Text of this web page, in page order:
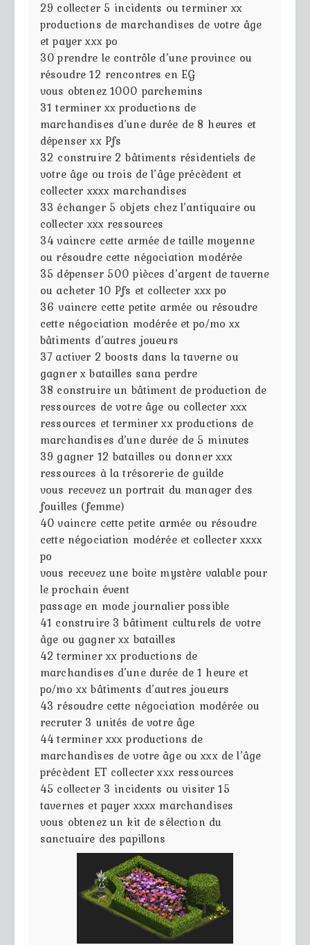
29 collecter 5 incidents ou terminer xx
productions de marchandises de votre âge
et payer xxx po
30 prendre le contrôle d’une province ou
résoudre 12 rencontres en EG
vous obtenez 1000 parchemins
31terminer xx productions de
marchandises d’une durée de 8 heures et
dépenser xx Pfs
32 construire 2 bâtiments résidentiels de
votre âge ou trois de l’âge précèdent et
collecter xxxx marchandises
33 échanger 5 objets chez l’antiquaire ou
collecter xxx ressources
34 vaincre cette armée de taille moyenne
ou résoudre cette négociation modérée
35 dépenser 500 pièces d’argent de taverne
ou acheter 10 Pfs et collecter xxx po
36vaincre cette petite armée ou résoudre
cette négociation modérée et po/mo xx
bâtiments d’autres joueurs
37 activer 2 boosts dans la taverne ou
gagner x batailles sana perdre
38 construire un bâtiment de production de
ressources de votre âge ou collecter xxx
ressources et terminer xx productions de
marchandises d’une durée de 5 minutes
39 gagner 12 batailles ou donner xxx
ressources à la trésorerie de guilde
vous recevez un portrait du manager des
fouilles (femme)
40 vaincre cette petite armée ou résoudre
cette négociation modérée et collecter xxxx
po
vous recevez une boite mystère valable pour
le prochain évent
passage en mode journalier possible
41 construire 3 bâtiment culturels de votre
âge ou gagner xx batailles
42 terminer xx productions de
marchandises d’une durée de 1 heure et
po/mo xx bâtiments d’autres joueurs
43 résoudre cette négociation modérée ou
recruter 3 unités de votre âge
44 terminer xxx productions de
marchandises de votre âge ou xxx de l’âge
précèdent ET collecter xxx ressources
45 collecter 3 incidents ou visiter 15
tavernes et payer xxxx marchandises
vous obtenez un kit de sélection du
sanctuaire des papillons